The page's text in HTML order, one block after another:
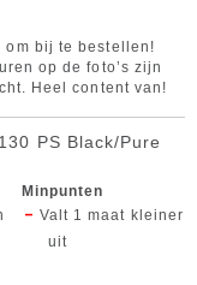
om bij te bestellen!
op de foto’s zijn
Heel content van!
PS Black/Pure
Minpunten
Valt 1 maat kleiner
uit